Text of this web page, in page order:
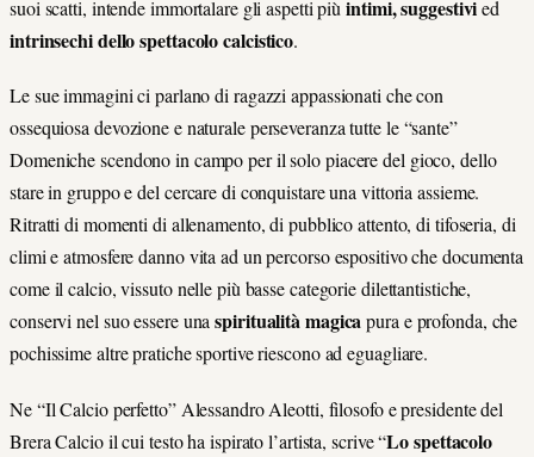
suoi scatti, intende immortalare gli aspetti piùintimi, suggestivied
intrinsechi dello spettacolo calcistico.
Le sue immagini ci parlano di ragazzi appassionati che con
ossequiosa devozione e naturale perseveranza tutte le “sante”
Domeniche scendono in campo per il solo piacere del gioco, dello
stare in gruppo e del cercare di conquistare una vittoria assieme.
Ritratti di momenti di allenamento, di pubblico attento, di tifoseria, di
climi e atmosfere danno vita ad un percorso espositivo che documenta
come il calcio, vissuto nelle più basse categorie dilettantistiche,
conservi nel suo essere unaspiritualità magicapura e profonda, che
pochissime altre pratiche sportive riescono ad eguagliare.
Ne “Il Calcio perfetto” Alessandro Aleotti, filosofo e presidente del
Brera Calcio il cui testo ha ispirato l’artista, scrive “Lo spettacolo